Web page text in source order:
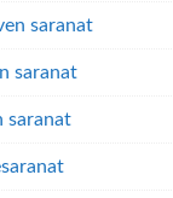
saranat
saranat
saranat